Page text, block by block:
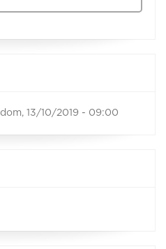
dom, 13/10/2019 - 09:00